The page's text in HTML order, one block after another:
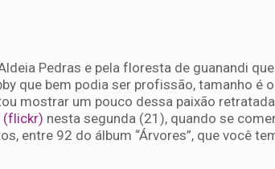
Pedras e pela floresta de guanandi
que bem podia ser profissão, tamanho é
mostrar um pouco dessa paixão
(flickr) nesta segunda (21), quando se
entre 92 do álbum “Árvores”, que você